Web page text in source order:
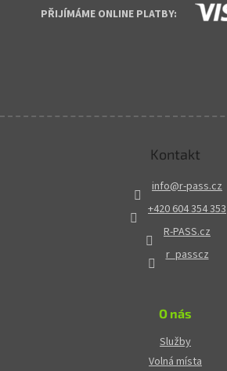
PŘIJÍMÁME ONLINE PLATBY:
Kontakt
info@r-pass.cz
+420 604 354 353
R-PASS.cz
r_passcz
O nás
Služby
Volná místa